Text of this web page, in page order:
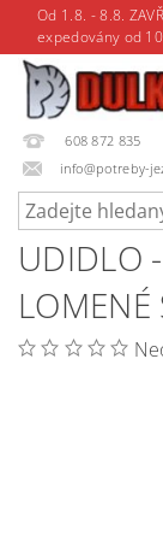
Od 1.8. - 8.8.
expedovány od
608 872 835
info@potreby-
UDIDLO